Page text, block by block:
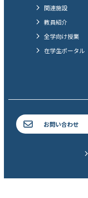
関連施設
教員紹介
全学向け授業
在学生ポータル
お問い合わせ